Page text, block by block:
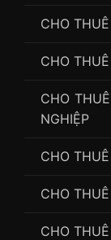
CHO
CHO
CHO
NGHIỆP
CHO
CHO
CHO